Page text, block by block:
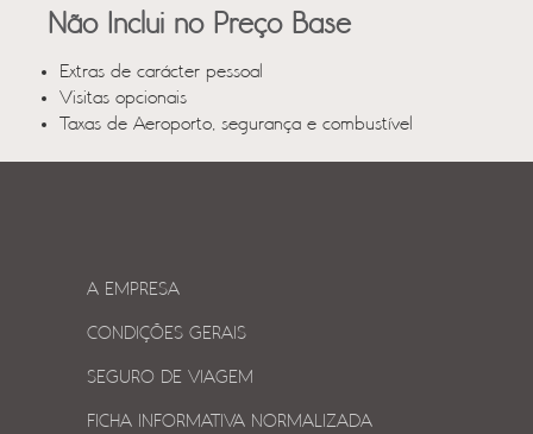
Não Inclui no Preço Base
Extras de carácter pessoal
Visitas opcionais
Taxas de Aeroporto, segurança e combustível
A EMPRESA
CONDIÇÕES GERAIS
SEGURO DE VIAGEM
FICHA INFORMATIVA NORMALIZADA